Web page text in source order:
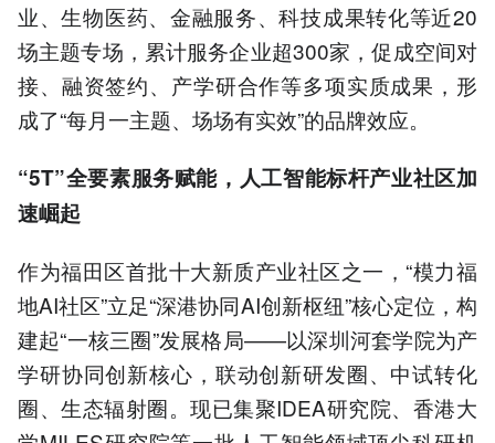
业、生物医药、金融服务、科技成果转化等近20
场主题专场，累计服务企业超300家，促成空间对
接、融资签约、产学研合作等多项实质成果，形
成了“每月一主题、场场有实效”的品牌效应。
“5T”全要素服务赋能，人工智能标杆产业社区加
速崛起
作为福田区首批十大新质产业社区之一，“模力福
地AI社区”立足“深港协同AI创新枢纽”核心定位，构
建起“一核三圈”发展格局——以深圳河套学院为产
学研协同创新核心，联动创新研发圈、中试转化
圈、生态辐射圈。现已集聚IDEA研究院、香港大